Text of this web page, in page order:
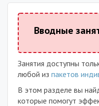
Вводные
Занятия доступны
любой из пакетов
В этом разделе вы
которые помогут